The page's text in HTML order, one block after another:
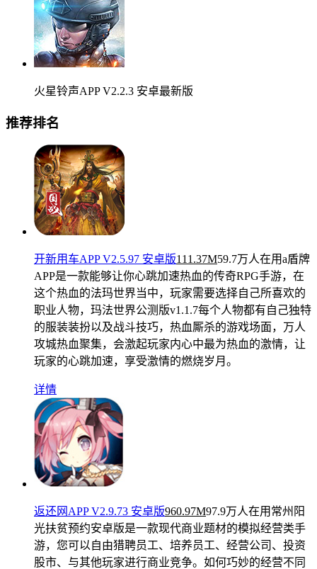
火星铃声APP V2.2.3 安卓最新版
推荐排名
开新用车APP V2.5.97 安卓版111.37M59.7万人在用a盾牌
APP是一款能够让你心跳加速热血的传奇RPG手游，在
这个热血的法玛世界当中，玩家需要选择自己所喜欢的
职业人物，玛法世界公测版v1.1.7每个人物都有自己独特
的服装装扮以及战斗技巧，热血厮杀的游戏场面，万人
攻城热血聚集，会激起玩家内心中最为热血的激情，让
玩家的心跳加速，享受激情的燃烧岁月。
详情
返还网APP V2.9.73 安卓版960.97M97.9万人在用 常州阳
光扶贫预约安卓版是一款现代商业题材的模拟经营类手
游，您可以自由猎聘员工、培养员工、经营公司、投资
股市、与其他玩家进行商业竞争。如何巧妙的经营不同